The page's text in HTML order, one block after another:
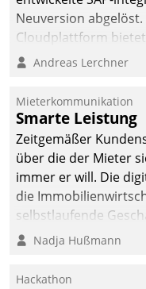
und auf Wunsch über
mehrere zuvor
Kommunikationswege
Neuversion
Cloudplattform
die Funktionalität
integrieren.
Andreas Lerchner
Mieterkommunikation
Smarte Leistung
Zeitgemäßer
über die der Mieter
immer er will. Die
die
selbstlaufende
Kunde und smart der
Nadja Hußmann
Hackathon